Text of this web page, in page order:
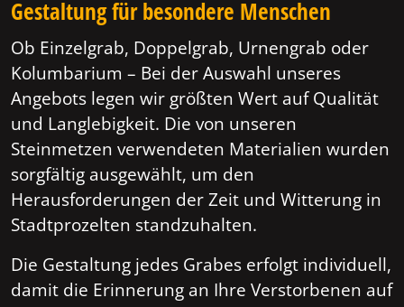
Gestaltung für besondere Menschen
Ob Einzelgrab, Doppelgrab, Urnengrab oder
Kolumbarium – Bei der Auswahl unseres
Angebots legen wir größten Wert auf Qualität
und Langlebigkeit. Die von unseren
Steinmetzen verwendeten Materialien wurden
sorgfältig ausgewählt, um den
Herausforderungen der Zeit und Witterung in
Stadtprozelten standzuhalten.
Die Gestaltung jedes Grabes erfolgt individuell,
damit die Erinnerung an Ihre Verstorbenen auf